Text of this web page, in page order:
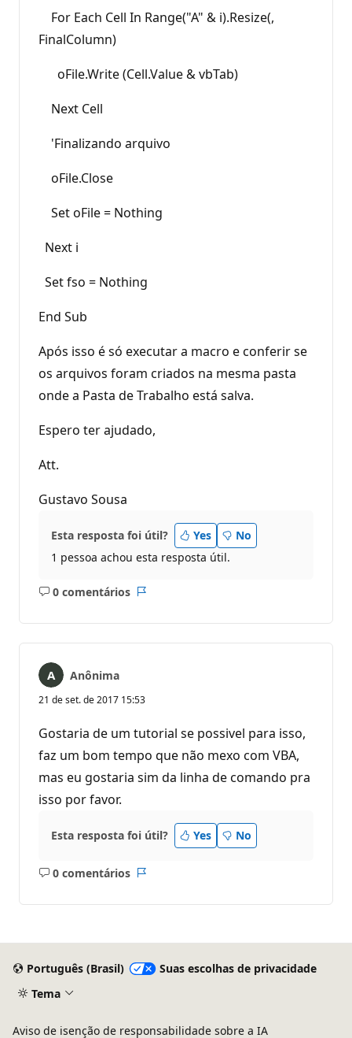
For Each Cell In Range("A" & i).Resize(,
FinalColumn)
oFile.Write (Cell.Value & vbTab)
Next Cell
'Finalizando arquivo
oFile.Close
Set oFile = Nothing
Next i
Set fso = Nothing
End Sub
Após isso é só executar a macro e conferir se
os arquivos foram criados na mesma pasta
onde a Pasta de Trabalho está salva.
Espero ter ajudado,
Att.
Gustavo Sousa
Esta resposta foi útil? Yes
No
1 pessoa achou esta resposta útil.
0 comentários
Sem
Anônima
21 de set. de 2017 15:53
Gostaria de um tutorial se possivel para isso,
faz um bom tempo que não mexo com VBA,
mas eu gostaria sim da linha de comando pra
isso por favor.
Esta resposta foi útil? Yes No
0 comentários
Sem
Português (Brasil)
Suas escolhas de privacidade
Tema
Aviso de isenção de responsabilidade sobre a IA